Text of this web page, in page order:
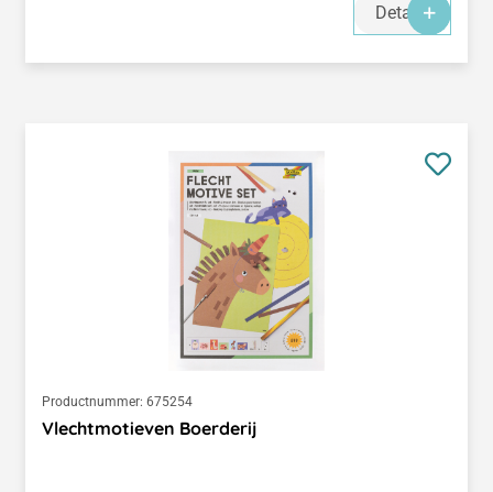
Details
Productnummer: 675254
Vlechtmotieven Boerderij